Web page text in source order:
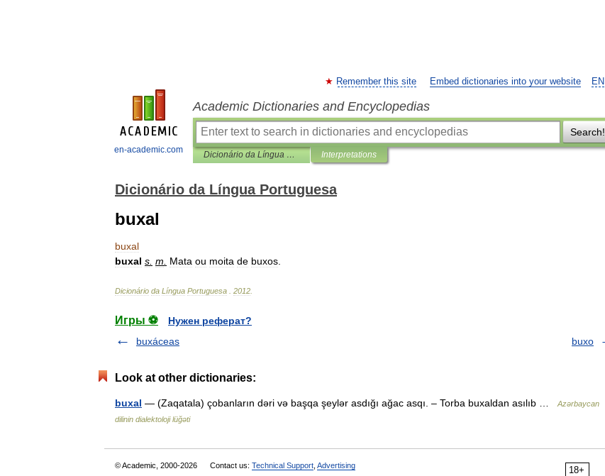
en-academic.com
EN
Remember this site Embed dictionaries into your website
Academic Dictionaries and Encyclopedias
Search!
Dicionário da Língua Portuguesa Interpretations
Dicionário da Língua Portuguesa
buxal
buxal
buxal s m Mata ou moita de buxos
Dicionário da Língua Portuguesa 2012
Игры ⚽
Нужен реферат?
buxáceas
buxo
Look at other dictionaries:
buxal — (Zaqatala) çobanların dəri və başqa şeylər asdığı ağac asqı. – Torba buxaldan asılıb …
Azərbaycan
dilinin dialektoloji lüğəti
18+
© Academic, 2000-2026 Contact us: Technical Support Advertising